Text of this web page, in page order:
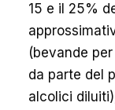
15 e il 25%
(bevande
da parte del
alcolici